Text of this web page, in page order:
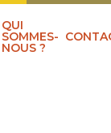
QUI
SOMMES-
NOUS ?